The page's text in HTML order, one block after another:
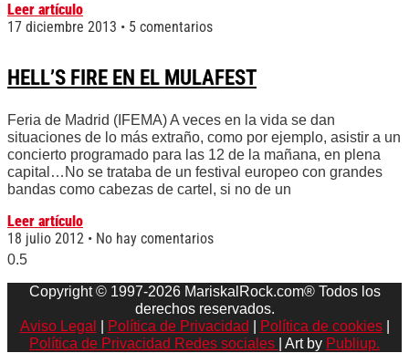
Leer artículo
17 diciembre 2013
5 comentarios
HELL’S FIRE EN EL MULAFEST
Feria de Madrid (IFEMA) A veces en la vida se dan
situaciones de lo más extraño, como por ejemplo, asistir a un
concierto programado para las 12 de la mañana, en plena
capital…No se trataba de un festival europeo con grandes
bandas como cabezas de cartel, si no de un
Leer artículo
18 julio 2012
No hay comentarios
Copyright © 1997-2026 MariskalRock.com® Todos los
derechos reservados.
Aviso Legal
Política de Privacidad Política de cookies|
Política de Privacidad Redes sociales
| Art by Publiup.